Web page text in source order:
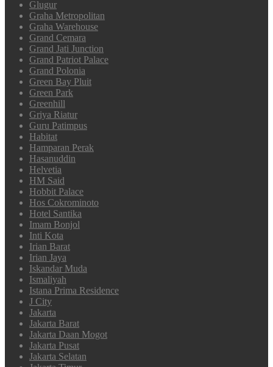
Glugur
Graha Metropolitan
Graha Warehouse
Grand Cemara
Grand Jati Junction
Grand Patriot Palace
Grand Polonia
Green Bay Pluit
Green Park
Greenhill
Griya Riatur
Guru Patimpus
Habitat
Hamparan Perak
Hasanuddin
Helvetia
HM Said
Hobbit Palace
Hos Cokrominoto
Hotel Santika
Imam Bonjol
Inti Kota
Irian Barat
Irian Jaya
Iskandar Muda
Ismaliyah
Istana Prima Residence
J City
Jakarta
Jakarta Barat
Jakarta Daan Mogot
Jakarta Pusat
Jakarta Selatan